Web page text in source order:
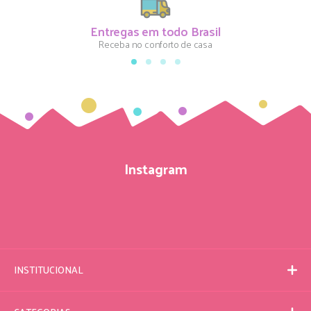
Entregas em todo Brasil
Receba no conforto de casa
Instagram
INSTITUCIONAL